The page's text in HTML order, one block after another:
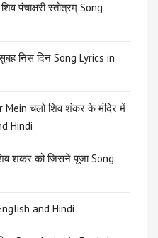
पंचाक्षरी स्तोत्रम् Song
निस दिन Song Lyrics in
Mein चलो शिव शंकर के मंदिर में
Hindi
शंकर को जिसने पूजा Song
and Hindi